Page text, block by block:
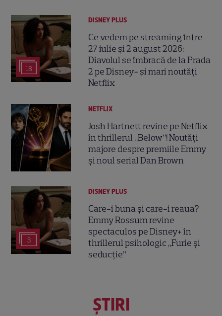
18
DISNEY PLUS
Ce vedem pe streaming între
27 iulie și 2 august 2026:
Diavolul se îmbracă de la Prada
2 pe Disney+ și mari noutăți
Netflix
NETFLIX
Josh Hartnett revine pe Netflix
în thrillerul „Below”! Noutăți
majore despre premiile Emmy
și noul serial Dan Brown
3
DISNEY PLUS
Care-i buna și care-i reaua?
Emmy Rossum revine
spectaculos pe Disney+ în
thrillerul psihologic „Furie și
seducție”
ŞTIRI